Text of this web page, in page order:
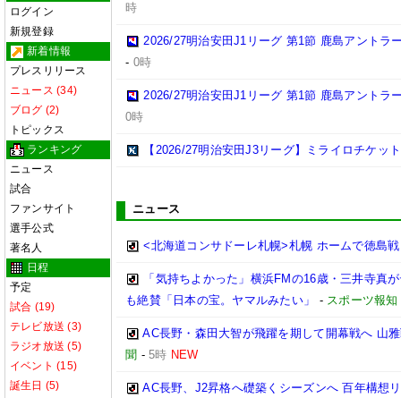
ログイン
新規登録
新着情報
プレスリリース
ニュース (34)
ブログ (2)
トピックス
ランキング
ニュース
試合
ファンサイト
選手公式
著名人
日程
予定
試合 (19)
テレビ放送 (3)
ラジオ放送 (5)
イベント (15)
誕生日 (5)
時
2026/27明治安田J1リーグ 第1節 鹿島アントラ
- 0時
2026/27明治安田J1リーグ 第1節 鹿島アントラ
0時
【2026/27明治安田J3リーグ】ミライロチケッ
ニュース
<北海道コンサドーレ札幌>札幌 ホームで徳島
「気持ちよかった」横浜FMの16歳・三井寺真
も絶賛「日本の宝。ヤマルみたい」
- スポーツ報知
AC長野・森田大智が飛躍を期して開幕戦へ 山
聞 -5時 NEW
AC長野、J2昇格へ礎築くシーズンへ 百年構想